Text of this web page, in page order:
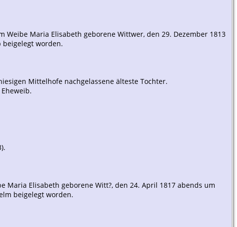
Maria Elisabeth geborene Wittwer, den 29. Dezember 1813
beigelegt worden.
Mittelhofe nachgelassene älteste Tochter.
Maria Elisabeth geborene Witt?, den 24. April 1817 abends um
beigelegt worden.